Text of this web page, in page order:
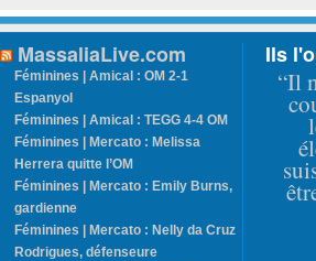
MassaliaLive.com
Féminines | Amical : OM 2-1
Espanyol
Féminines | Amical : TEGG 4-4 OM
Féminines | Mercato : Melissa
Herrera quitte l’OM
Féminines | Mercato : Emily Burns,
gardienne
Féminines | Mercato : Nelly da Cruz
Rodrigues, défenseure
Ils
“Il